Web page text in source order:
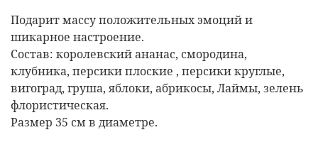
Подарит массу положительных эмоций и
шикарное настроение.
Состав: королевский ананас, смородина,
клубника, персики плоские , персики круглые,
вигоград, груша, яблоки, абрикосы, Лаймы, зелень
флористическая.
Размер 35 см в диаметре.